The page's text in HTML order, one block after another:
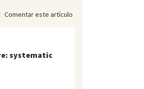
Comentar este artículo
systematic